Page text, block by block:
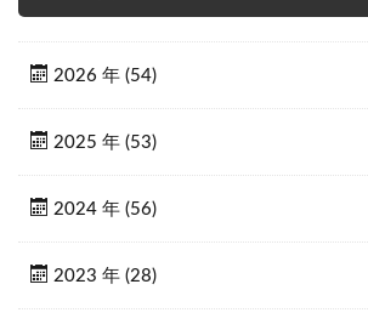
2026 年 (54)
2025 年 (53)
2024 年 (56)
2023 年 (28)